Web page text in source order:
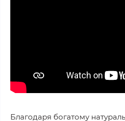
Благодаря богатому